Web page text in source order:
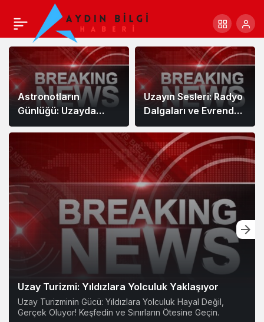
Uzay Turizmi: Yıldızlara Yolculuk Yaklaşıyor
Uzay Turizminin Gücü: Yıldızlara Yolculuk Hayal Değil,
Gerçek Oluyor! Keşfedin ve Sınırların Ötesine Geçin.
Astronotların
Günlüğü: Uzayda
Hayat
Uzayın Sesleri: Radyo
Dalgaları ve Evrenden
Gelen Mesajlar